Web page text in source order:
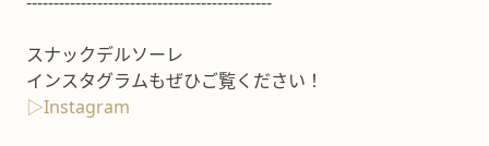
スナックデルソーレ
インスタグラムもぜひご覧ください！
▷Instagram